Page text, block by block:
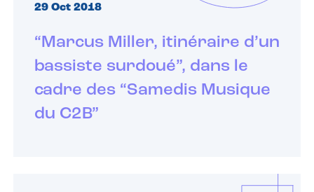
29 Oct 2018
“Marcus Miller, itinéraire d’un
bassiste surdoué”, dans le
cadre des “Samedis Musique
du C2B”